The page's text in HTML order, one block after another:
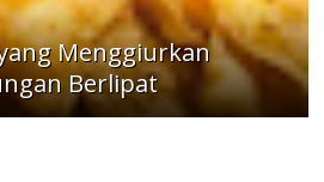
Menggiurkan
Berlipat